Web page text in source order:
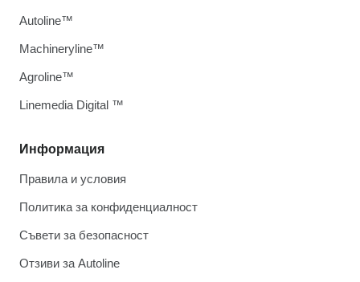
Информация
Правила и условия
Политика за конфиденциалност
Съвети за безопасност
Отзиви за Autoline
Autoline™
Machineryline™
Agroline™
Linemedia Digital ™